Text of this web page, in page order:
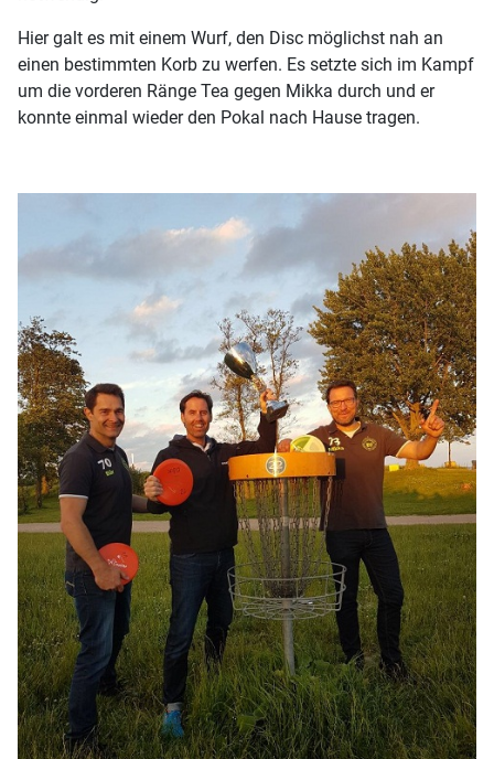
Hier galt es mit einem Wurf, den Disc möglichst nah an
einen bestimmten Korb zu werfen. Es setzte sich im Kampf
um die vorderen Ränge Tea gegen Mikka durch und er
konnte einmal wieder den Pokal nach Hause tragen.